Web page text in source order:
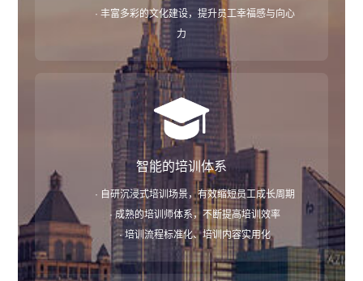
· 丰富多彩的文化建设，提升员工幸福感与向心
力
智能的培训体系
· 自研沉浸式培训场景，有效缩短员工成长周期
· 成熟的培训师体系，不断提高培训效率
· 培训流程标准化、培训内容实用化